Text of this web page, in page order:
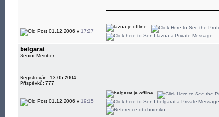
01.12.2006 v 17:27
belgarat
Senior Member
Registrován: 13.05.2004
Příspěvků: 777
01.12.2006 v 19:15